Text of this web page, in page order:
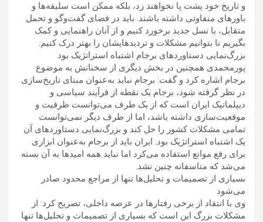
و تاریخ خود پشت پا نخواهند زد، بلکه ممکن است سلیقه‌ها و
باورهای متفاوتی داشته باشند. باید در فضای گفت‌وگو و تحمل
متقابل، با نسل جدید برخورد کنیم و از آنان راهنمایی و کمک
بگیریم تا بتوانیم مشکلات و تردیدهایشان را بهتر درک کنیم.
بزرگ‌نمایی دستاوردهای برجام اشتباه استراتژیک بود
پورمحمدی همچنین در بخش دیگری از سخنانش به موضوع
برجام اشاره کرد و گفت: برجام نباید به‌عنوان مبنای تاریخ‌سازی
در نظر گرفته شود، برجام یک نقطه از فرآیند سیاسی و
دیپلماتیک ایران است که از یک طرف می‌توانست ظرفیت و
موقعیت‌سازی داشته باشد، اما از طرف دیگر نمی‌توانست
تمامی مشکلات کشور را حل کند و بزرگ‌نمایی دستاوردهای آن
یک اشتباه استراتژیک بود. ایران باید از برجام به‌عنوان ابزاری
برای رفع موانع استفاده می‌کرد اما نباید همه امیدها به آن بسته
می‌شد که متاسفانه چنین نشد.
بسیاری از تصمیمات و تحلیل‌ها تنها از مراجع محدود صادر
می‌شود
وی با انتقاد از برخی رفتارها در عرصه داخلی، تصریح کرد: از
مشکلات بزرگ این است که بسیاری از تصمیمات و تحلیل‌ها تنها